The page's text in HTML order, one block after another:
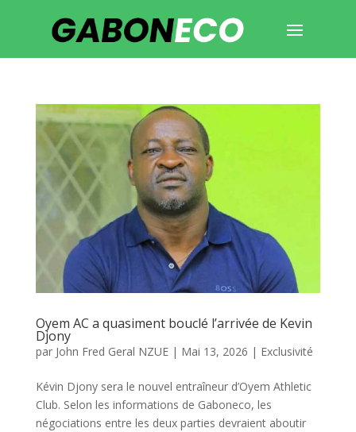
Oyem AC a quasiment bouclé l’arrivée de Kevin
Djony
par John Fred Geral NZUE| Mai 13, 2026 | Exclusivité
Kévin Djony sera le nouvel entraîneur d’Oyem Athletic
Club. Selon les informations de Gaboneco, les
négociations entre les deux parties devraient aboutir